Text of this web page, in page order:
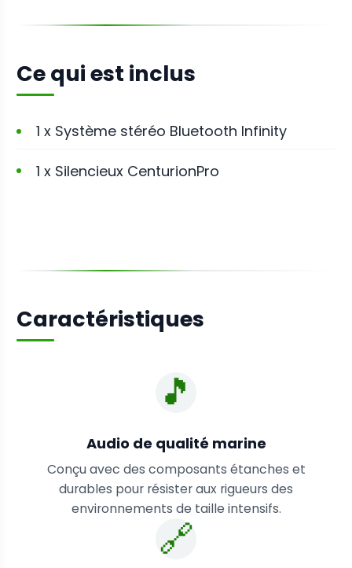
Ce qui est inclus
1 x Système stéréo Bluetooth Infinity
1 x Silencieux CenturionPro
Caractéristiques
🎵
Audio de qualité marine
Conçu avec des composants étanches et
durables pour résister aux rigueurs des
environnements de taille intensifs.
🔗